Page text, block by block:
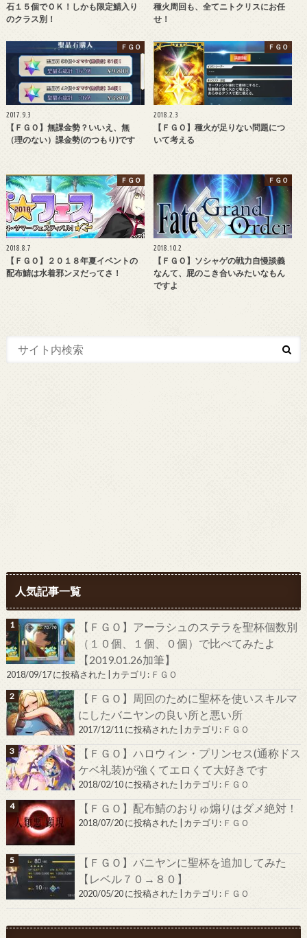
石１５個でＯＫ！しかも限定鯖入り
のクラス別！
種火周回も、全てニトクリスにお任
せ！
ＦＧＯ
2017.9.3
【ＦＧＯ】無課金勢？いいえ、無
（理のない）課金勢(のつもり)です
ＦＧＯ
2018.2.3
【ＦＧＯ】種火が足りない問題につ
いて考える
ＦＧＯ
2018.8.7
【ＦＧＯ】２０１８年夏イベントの
配布鯖は水着邪ンヌだってさ！
ＦＧＯ
2018.10.2
【ＦＧＯ】ソシャゲの戦力自慢談義
なんて、屁のこき合いみたいなもん
ですよ
人気記事一覧
【ＦＧＯ】アーラシュのステラを聖杯個数別
（１０個、１個、０個）で比べてみたよ
【2019.01.26加筆】
2018/09/17 に投稿された カテゴリ: ＦＧＯ
【ＦＧＯ】周回のために聖杯を使いスキルマ
にしたバニヤンの良い所と悪い所
2017/12/11 に投稿された カテゴリ: ＦＧＯ
【ＦＧＯ】ハロウィン・プリンセス(通称ドス
ケベ礼装)が強くてエロくて大好きです
2018/02/10 に投稿された カテゴリ: ＦＧＯ
【ＦＧＯ】配布鯖のおりゅ煽りはダメ絶対！
2018/07/20 に投稿された カテゴリ: ＦＧＯ
【ＦＧＯ】バニヤンに聖杯を追加してみた
【レベル７０→８０】
2020/05/20 に投稿された カテゴリ: ＦＧＯ